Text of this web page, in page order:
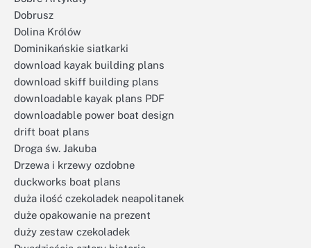
Dobrusz
Dolina Królów
Dominikańskie siatkarki
download kayak building plans
download skiff building plans
downloadable kayak plans PDF
downloadable power boat design
drift boat plans
Droga św. Jakuba
Drzewa i krzewy ozdobne
duckworks boat plans
duża ilość czekoladek neapolitanek
duże opakowanie na prezent
duży zestaw czekoladek